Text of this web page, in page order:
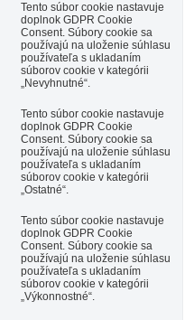
Tento súbor cookie nastavuje
doplnok GDPR Cookie
Consent. Súbory cookie sa
používajú na uloženie súhlasu
používateľa s ukladaním
súborov cookie v kategórii
„Nevyhnutné“.
Tento súbor cookie nastavuje
doplnok GDPR Cookie
Consent. Súbory cookie sa
používajú na uloženie súhlasu
používateľa s ukladaním
súborov cookie v kategórii
„Ostatné“.
Tento súbor cookie nastavuje
doplnok GDPR Cookie
Consent. Súbory cookie sa
používajú na uloženie súhlasu
používateľa s ukladaním
súborov cookie v kategórii
„Výkonnostné“.